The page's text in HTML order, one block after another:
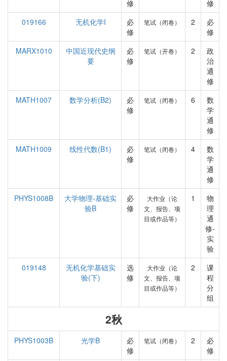
修
修
019166
无机化学I
必
修
笔试（闭卷） 2
必
修
MARX1010
中国近现代史纲
要
必
修
笔试（开卷） 2
政
治
通
修
MATH1007
数学分析(B2)
必
修
笔试（闭卷） 6
数
学
通
修
MATH1009
线性代数(B1)
必
修
笔试（闭卷） 4
数
学
通
修
PHYS1008B
大学物理-基础实
验B
必
修
大作业（论
文、报告、项
目或作品等）
1
物
理
通
修-
实
验
019148
无机化学基础实
验(下)
选
修
大作业（论
文、报告、项
目或作品等）
2
课
程
分
组
2秋
PHYS1003B 光学B
必
修
笔试（闭卷） 2
必
修